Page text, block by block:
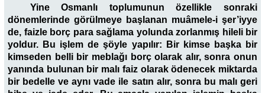
Yine Osmanlı toplumunun özellikle sonraki
dönemlerinde görülmeye başlanan muâmele-i şer’iyye
de, faizle borç para sağlama yolunda zorlanmış hileli bir
yoldur. Bu işlem de şöyle yapılır: Bir kimse başka bir
kimseden belli bir meblağı borç olarak alır, sonra onun
yanında bulunan bir malı faiz olarak ödenecek miktarda
bir bedelle ve aynı vade ile satın alır, sonra bu malı geri